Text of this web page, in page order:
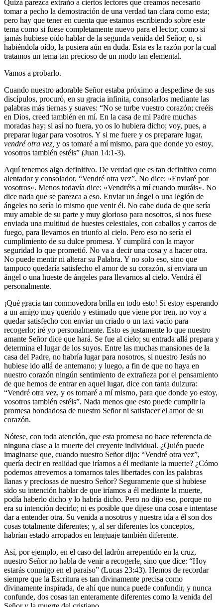
Quizá parezca extraño a ciertos lectores que creamos necesario
tomar a pecho la demostración de una verdad tan clara como esta;
pero hay que tener en cuenta que estamos escribiendo sobre este
tema como si fuese completamente nuevo para el lector; como si
jamás hubiese oído hablar de la segunda venida del Señor; o, si
habiéndola oído, la pusiera aún en duda. Esta es la razón por la cual
tratamos un tema tan precioso de un modo tan elemental.
Vamos a probarlo.
Cuando nuestro adorable Señor estaba próximo a despedirse de sus
discípulos, procuró, en su gracia infinita, consolarlos mediante las
palabras más tiernas y suaves: “No se turbe vuestro corazón; creéis
en Dios, creed también en mí. En la casa de mi Padre muchas
moradas hay; si así no fuera, yo os lo hubiera dicho; voy, pues, a
preparar lugar para vosotros. Y si me fuere y os preparare lugar,
vendré otra vez, y os tomaré a mí mismo, para que donde yo estoy,
vosotros también estéis” (Juan 14:1-3).
Aquí tenemos algo definitivo. De verdad que es tan definitivo como
alentador y consolador. “Vendré otra vez”. No dice: «Enviaré por
vosotros». Menos todavía dice: «Vendréis a mí cuando muráis». No
dice nada que se parezca a eso. Enviar un ángel o una legión de
ángeles no sería lo mismo que venir él. No cabe duda de que sería
muy amable de su parte y muy glorioso para nosotros, si nos fuese
enviada una multitud de huestes celestiales, con caballos y carros de
fuego, para llevarnos en triunfo al cielo. Pero eso no sería el
cumplimiento de su dulce promesa. Y cumplirá con la mayor
seguridad lo que prometió. No va a decir una cosa y a hacer otra.
No puede mentir ni alterar su Palabra. Y no solo eso, sino que
tampoco quedaría satisfecho el amor de su corazón, si enviara un
ángel o una hueste de ángeles para llevarnos al cielo. Vendrá él
personalmente.
¡Qué gracia tan conmovedora brilla en todo esto! Si estoy esperando
a un amigo muy querido y estimado que viene por tren, no voy a
quedar satisfecho con enviar un criado o un taxi vacío para
recogerlo; iré yo personalmente. Esto es justamente lo que nuestro
amante Señor dice que hará. Se fue al cielo; su entrada allá prepara y
determina el lugar de los suyos. Entre las muchas mansiones de la
casa del Padre, no habría lugar para nosotros, si nuestro Jesús no
hubiese ido allá de antemano; y luego, a fin de que no haya en
nuestro corazón ningún sentimiento de extrañeza por el pensamiento
de que hemos de entrar en aquel lugar, dice con tanta dulzura:
“Vendré otra vez, y os tomaré a mí mismo, para que donde yo estoy,
vosotros también estéis”. Nada menos que esto puede cumplir la
promesa bondadosa de nuestro Señor ni satisfacer el amor de su
corazón.
Nótese, con toda atención, que esta promesa no hace referencia de
ninguna clase a la muerte del creyente individual. ¿Quién puede
imaginarse que, cuando nuestro Señor dijo: “Vendré otra vez”,
quería decir en realidad que iríamos a él mediante la muerte? ¿Cómo
podemos atrevernos a tomarnos tales libertades con las palabras
llanas y preciosas de nuestro Señor? Seguramente que si hubiese
sido su intención hablar de que iríamos a él mediante la muerte,
podía haberlo dicho y lo habría dicho. Pero no dijo eso, porque no
era su intención decirlo; ni es posible que dijese una cosa e intentase
dar a entender otra. Su venida a nosotros y nuestra ida a él son dos
cosas totalmente diferentes; y, al ser diferentes los conceptos,
habrían estado arropados en lenguaje también diferente.
Así, por ejemplo, en el caso del ladrón arrepentido en la cruz,
nuestro Señor no habla de venir a recogerle, sino que dice: “Hoy
estarás conmigo en el paraíso” (Lucas 23:43). Hemos de recordar
siempre que la Escritura es tan divinamente precisa como
divinamente inspirada, de ahí que nunca puede confundir, y nunca
confunde, dos cosas tan enteramente diferentes como la venida del